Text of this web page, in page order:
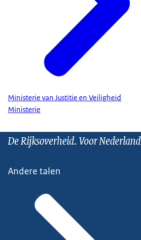
Ministerie van Justitie en Veiligheid
Ministerie
De Rijksoverheid. Voor Nederland
Andere talen